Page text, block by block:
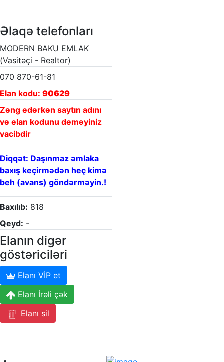
Əlaqə telefonları
MODERN BAKU EMLAK
(Vasitəçi - Realtor)
070 870-61-81
Elan kodu: 90629
Zəng edərkən saytın adını
və elan kodunu deməyiniz
vacibdir
Diqqət: Daşınmaz əmlaka
baxış keçirmədən heç kimə
beh (avans) göndərməyin.!
Baxılıb: 818
Qeyd: -
Elanın digər
göstəriciləri
Elanı VİP et
Elanı İrəli çək
Elanı sil